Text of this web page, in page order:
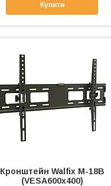
Купити
Кронштейн Walfix M-18B
(VESA600х400)